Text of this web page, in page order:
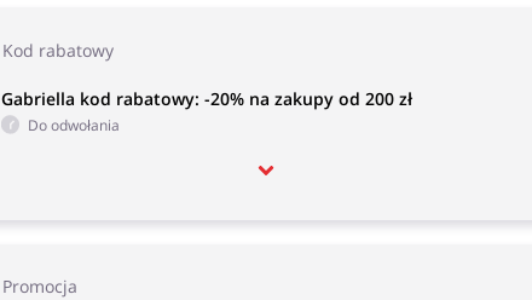
Kod rabatowy
Gabriella kod rabatowy: -20% na zakupy od 200 zł
Do odwołania
Promocja